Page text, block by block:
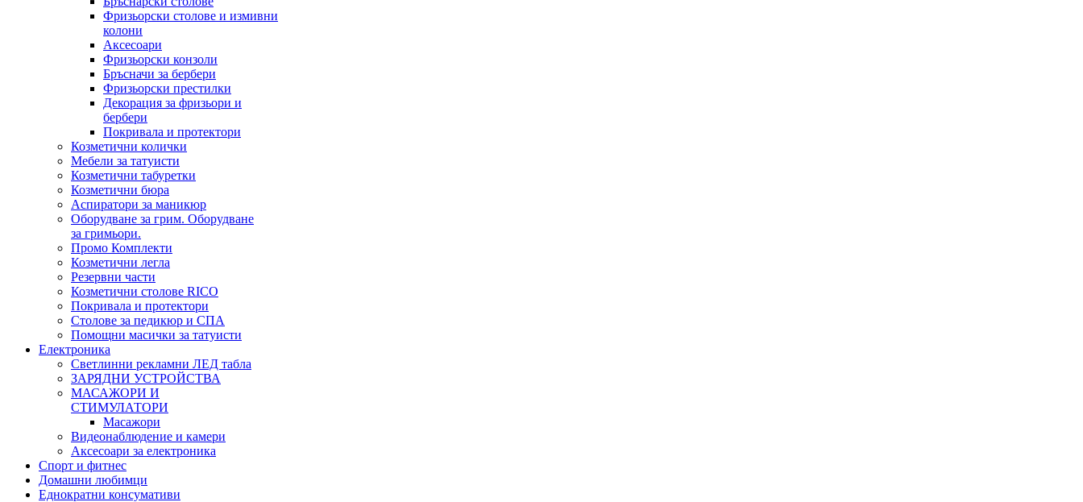
Фризьорски столове и измивни
колони
Аксесоари
Фризьорски конзоли
Бръсначи за бербери
Фризьорски престилки
Декорация за фризьори и
бербери
Покривала и протектори
Козметични колички
Мебели за татуисти
Козметични табуретки
Козметични бюра
Аспиратори за маникюр
Оборудване за грим. Оборудване
за гримьори.
Промо Комплекти
Козметични легла
Резервни части
Козметични столове RICO
Покривала и протектори
Столове за педикюр и СПА
Помощни масички за татуисти
Електроника
Светлинни рекламни ЛЕД табла
ЗАРЯДНИ УСТРОЙСТВА
МАСАЖОРИ И
СТИМУЛАТОРИ
Масажори
Видеонаблюдение и камери
Аксесоари за електроника
Спорт и фитнес
Домашни любимци
Еднократни консумативи